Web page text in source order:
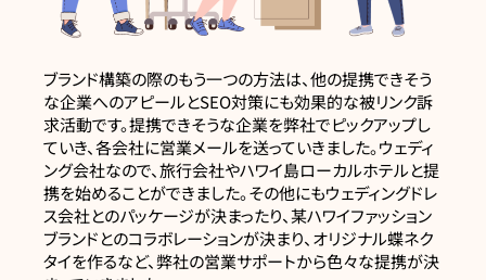
ブランド構築の際のもう一つの方法は、他の提携できそう
な企業へのアピールとSEO対策にも効果的な被リンク訴
求活動です。提携できそうな企業を弊社でピックアップし
ていき、各会社に営業メールを送っていきました。ウェディ
ング会社なので、旅行会社やハワイ島ローカルホテルと提
携を始めることができました。その他にもウェディングドレ
ス会社とのパッケージが決まったり、某ハワイファッション
ブランドとのコラボレーションが決まり、オリジナル蝶ネク
タイを作るなど、弊社の営業サポートから色々な提携が決